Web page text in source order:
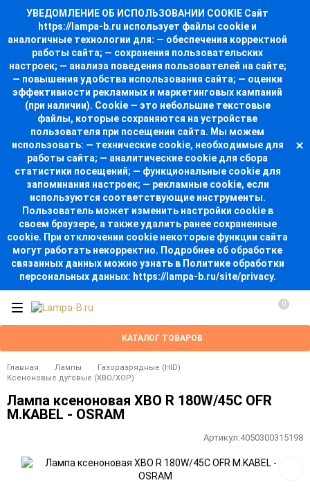
УВЕДОМЛЕНИЕ ОБ ИСПОЛЬЗОВАНИИ COOKIE Сайт
https://lampa-b.ru использует файлы cookie и
аналогичные технологии для: — обеспечения корректной
работы сайта; — сохранения пользовательских
настроек; — анализа поведения пользователей на сайте;
— повышения удобства использования сайта; — оценки
эффективности рекламных и маркетинговых кампаний
(при наличии). Cookie — это небольшие текстовые
файлы, которые сохраняются на устройстве
пользователя при посещении сайта. Мы можем
использовать: — технические cookie, необходимые для
работы сайта; — аналитические cookie для сбора
статистики посещений; — функциональные cookie для
запоминания настроек; — рекламные cookie, если
используются соответствующие инструменты.
Пользователь может изменить настройки cookie в
своем браузере, а также удалить ранее сохраненные
cookie. При отключении cookie некоторые функции сайта
могут работать некорректно. Подробнее об обработке
связанных данных можно узнать в Политике обработки
персональных данных: https://lampa-b.ru/site/privacy.
КАТАЛОГ ТОВАРОВ
0
Главная Лампы
Газоразрядные (HID)
Ксеноновые дуговые (XBO/XOP)
Лампа ксеноновая XBO R 180W/45C OFR
M.KABEL - OSRAM
Артикул:4050300315198